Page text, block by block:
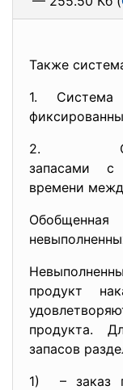
Также
1.
2.
запасами с
времени
продукт
продукта.
запасов
1) – заказ